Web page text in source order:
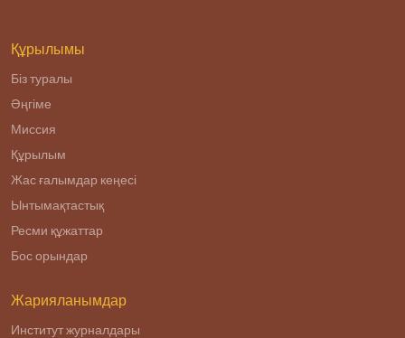
Құрылымы
Біз туралы
Әңгіме
Миссия
Құрылым
Жас ғалымдар кеңесі
Ынтымақтастық
Ресми құжаттар
Бос орындар
Жарияланымдар
Институт журналдары